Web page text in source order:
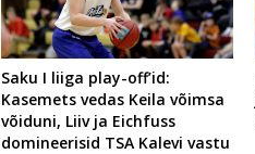
Saku I liiga play-off’id:
Kasemets vedas Keila võimsa
võiduni, Liiv ja Eichfuss
domineerisid TSA Kalevi vastu